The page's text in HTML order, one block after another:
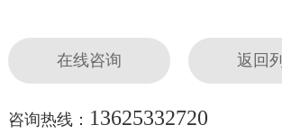
在线咨询 返回
咨询热线： 13625332720